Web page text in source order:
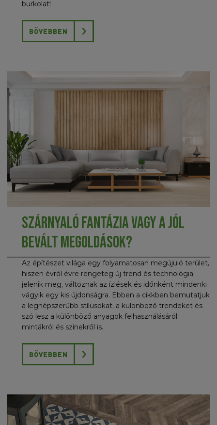
burkolat!
BŐVEBBEN
Szárnyaló fantázia vagy a jól
bevált megoldások?
Az építészet világa egy folyamatosan megújuló terület,
hiszen évről évre rengeteg új trend és technológia
jelenik meg, változnak az ízlések és időnként mindenki
vágyik egy kis újdonságra. Ebben a cikkben bemutatjuk
a legnépszerűbb stílusokat, a különböző trendeket és
szó lesz a különböző anyagok felhasználásáról,
mintákról és színekről is.
BŐVEBBEN